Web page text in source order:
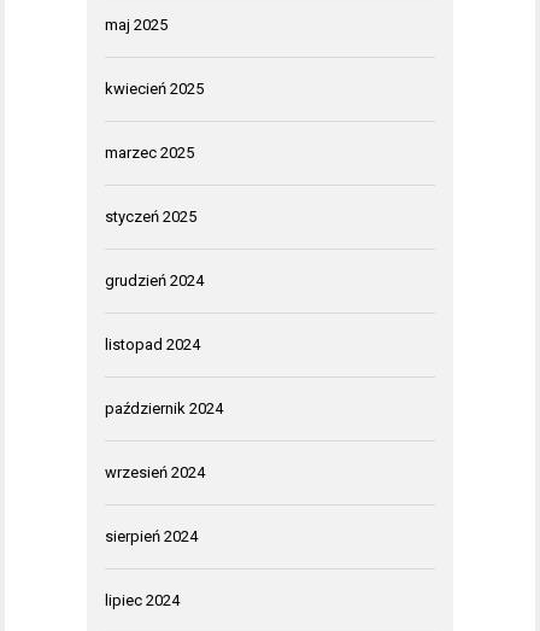
maj 2025
kwiecień 2025
marzec 2025
styczeń 2025
grudzień 2024
listopad 2024
październik 2024
wrzesień 2024
sierpień 2024
lipiec 2024